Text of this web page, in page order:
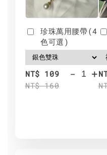
珍珠萬用腰帶(4
色可選)
NT$ 109
NT$ 160
- +